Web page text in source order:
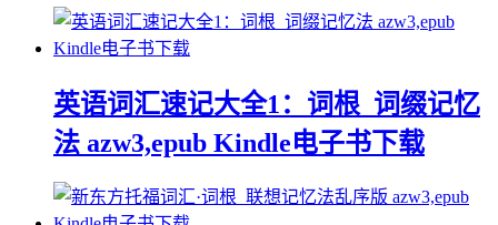
英语词汇速记大全1：词根_词缀记忆
法 azw3,epub Kindle电子书下载